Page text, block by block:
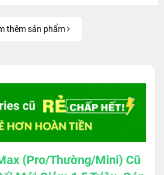
thêm sản phẩm
(Pro/Thường/Mini) Cũ